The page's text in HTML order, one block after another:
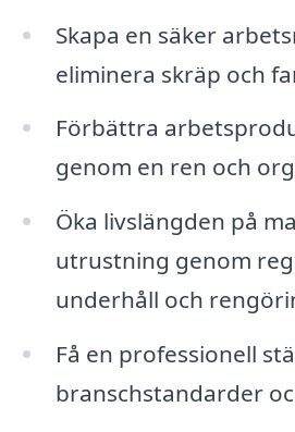
Skapa en säker
eliminera skräp och
Förbättra
genom en ren och
Öka livslängden på
utrustning genom
underhåll och
Få en professionell
branschstandarder